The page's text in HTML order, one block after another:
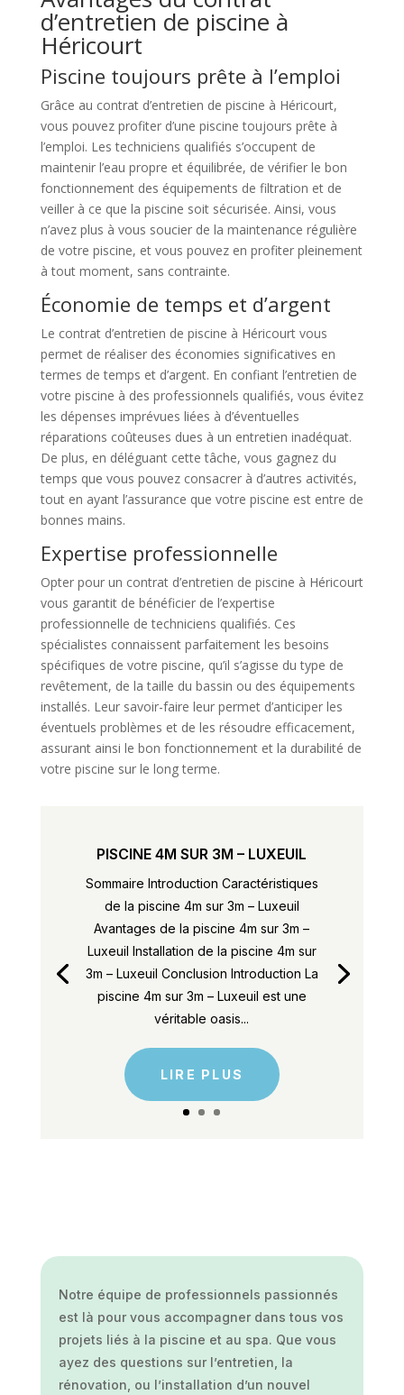
d’entretien de piscine à
Héricourt
Piscine toujours prête à l’emploi
Grâce au contrat d’entretien de piscine à Héricourt,
vous pouvez profiter d’une piscine toujours prête à
l’emploi. Les techniciens qualifiés s’occupent de
maintenir l’eau propre et équilibrée, de vérifier le bon
fonctionnement des équipements de filtration et de
veiller à ce que la piscine soit sécurisée. Ainsi, vous
n’avez plus à vous soucier de la maintenance régulière
de votre piscine, et vous pouvez en profiter pleinement
à tout moment, sans contrainte.
Économie de temps et d’argent
Le contrat d’entretien de piscine à Héricourt vous
permet de réaliser des économies significatives en
termes de temps et d’argent. En confiant l’entretien de
votre piscine à des professionnels qualifiés, vous évitez
les dépenses imprévues liées à d’éventuelles
réparations coûteuses dues à un entretien inadéquat.
De plus, en déléguant cette tâche, vous gagnez du
temps que vous pouvez consacrer à d’autres activités,
tout en ayant l’assurance que votre piscine est entre de
bonnes mains.
Expertise professionnelle
Opter pour un contrat d’entretien de piscine à Héricourt
vous garantit de bénéficier de l’expertise
professionnelle de techniciens qualifiés. Ces
spécialistes connaissent parfaitement les besoins
spécifiques de votre piscine, qu’il s’agisse du type de
revêtement, de la taille du bassin ou des équipements
installés. Leur savoir-faire leur permet d’anticiper les
éventuels problèmes et de les résoudre efficacement,
assurant ainsi le bon fonctionnement et la durabilité de
votre piscine sur le long terme.
PISCINE 4M SUR 3M – LUXEUIL
Sommaire Introduction Caractéristiques
de la piscine 4m sur 3m – Luxeuil
Avantages de la piscine 4m sur 3m –
Luxeuil Installation de la piscine 4m sur
3m – Luxeuil Conclusion Introduction La
piscine 4m sur 3m – Luxeuil est une
véritable oasis...
LIRE PLUS
Notre équipe de professionnels passionnés
est là pour vous accompagner dans tous vos
projets liés à la piscine et au spa. Que vous
ayez des questions sur l’entretien, la
rénovation, ou l’installation d’un nouvel